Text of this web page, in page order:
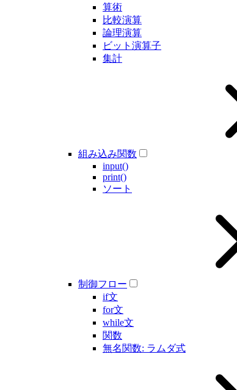
算術
比較演算
論理演算
ビット演算子
集計
組み込み関数
input()
print()
ソート
制御フロー
if文
for文
while文
関数
無名関数: ラムダ式